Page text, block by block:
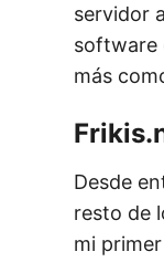
servidor
software
más
Desde
resto de
mi